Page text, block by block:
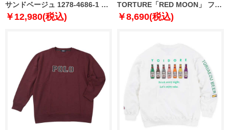
サンドベージュ 1278-4686-1 3L
4L 5L 6L
￥12,980(税込)
TORTURE「RED MOON」 フル
ジップ パーカー ブラック 1278-
￥8,690(税込)